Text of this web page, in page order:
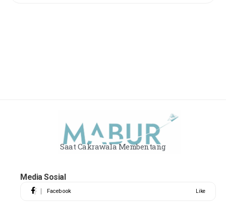
Saat Cakrawala Membentang
Media Sosial
Facebook Like